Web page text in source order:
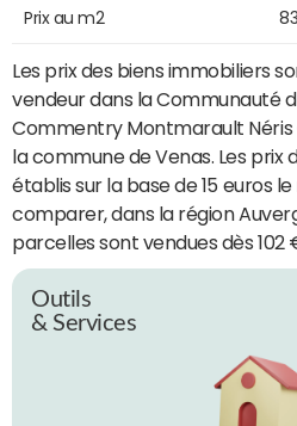
Prix au m2
Les prix des biens immobiliers
vendeur dans la Communauté
Commentry Montmarault Néris
la commune de Venas. Les prix
établis sur la base de 15 euros
comparer, dans la région
parcelles sont vendues dès 102
Outils
& Services